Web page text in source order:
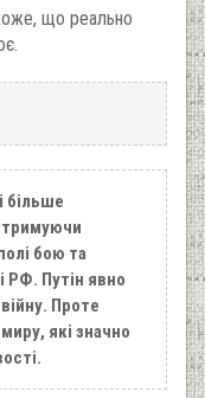
що реально
більше
бою та
РФ. Путін явно
Проте
які значно